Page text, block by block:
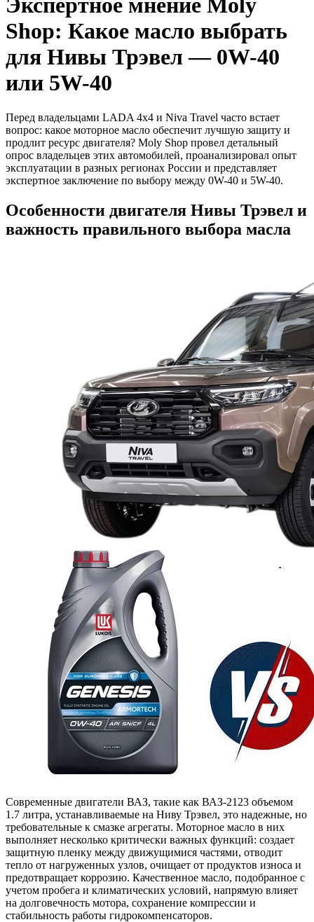
Экспертное мнение Moly
Shop: Какое масло выбрать
для Нивы Трэвел — 0W-40
или 5W-40
Перед владельцами LADA 4x4 и Niva Travel часто встает
вопрос: какое моторное масло обеспечит лучшую защиту и
продлит ресурс двигателя? Moly Shop провел детальный
опрос владельцев этих автомобилей, проанализировал опыт
эксплуатации в разных регионах России и представляет
экспертное заключение по выбору между 0W-40 и 5W-40.
Особенности двигателя Нивы Трэвел и
важность правильного выбора масла
Современные двигатели ВАЗ, такие как ВАЗ-2123 объемом
1.7 литра, устанавливаемые на Ниву Трэвел, это надежные, но
требовательные к смазке агрегаты. Моторное масло в них
выполняет несколько критически важных функций: создает
защитную пленку между движущимися частями, отводит
тепло от нагруженных узлов, очищает от продуктов износа и
предотвращает коррозию. Качественное масло, подобранное с
учетом пробега и климатических условий, напрямую влияет
на долговечность мотора, сохранение компрессии и
стабильность работы гидрокомпенсаторов.